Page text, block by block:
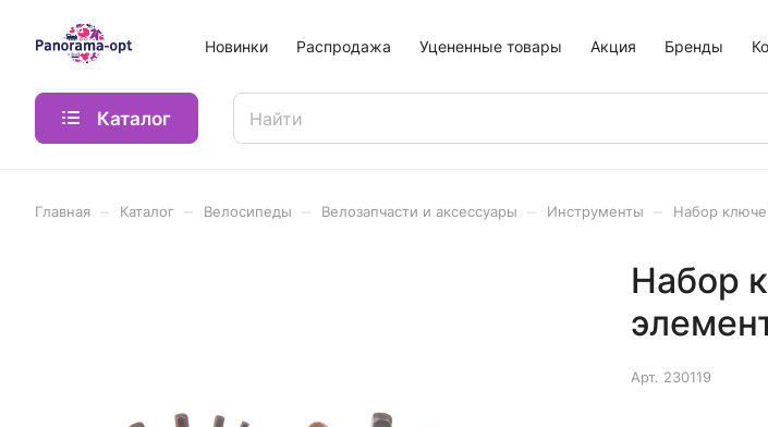
Новинки Распродажа Уцененные товары Акция Бренды
Каталог
Главная Каталог Велосипеды Велозапчасти и аксессуары Инструменты Набор
Набор
Арт. 230119